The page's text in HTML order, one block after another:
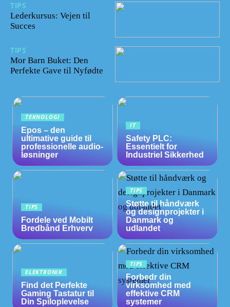
TIPS
Lederkursus: Vejen til
Succes
TIPS
Mor Barn Buket: Den
Perfekte Gave til Nyfødte
TEKNOLOGI
Epos – den
ultimative guide til
professionelle audio-
løsninger
IT
Safety PLC:
Essentielt for
Industriel Sikkerhed
TIPS
Fordele ved Mobilt
Bredbånd Erhverv
TIPS
Støtte til håndværk
og designprojekter i
Danmark og
udlandet
ELEKTRONIK
Find det Perfekte
Gaming Tastatur til
Din Spiloplevelse
TIPS
Forbedr din
virksomhed med
effektive CRM
systemer